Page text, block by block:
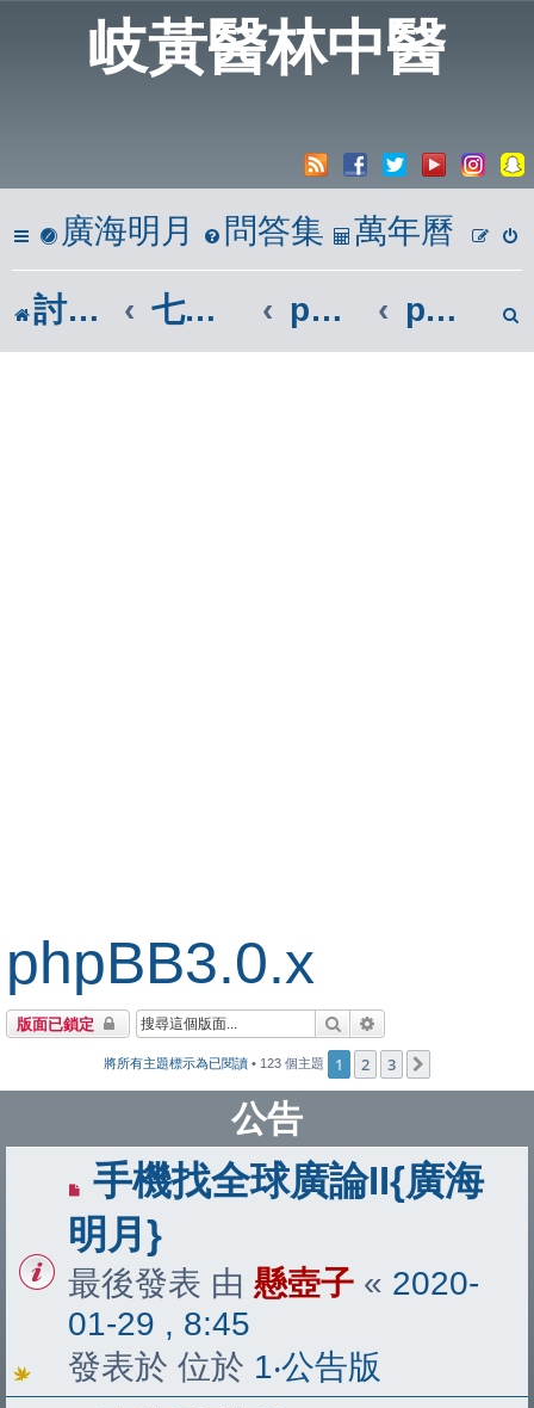
岐黃醫林中醫
廣海明月 問答集 萬年曆
討論區 七、參考區 phpBB參考區 phpBB3.0.x
phpBB3.0.x
版面已鎖定 搜尋
將所有主題標示為已閱讀 • 123 個主題 1 2 3
公告
手機找全球廣論II{廣海
明月}
最後發表 由 懸壺子 « 2020-
01-29 , 8:45
發表於 位於 1‧公告版